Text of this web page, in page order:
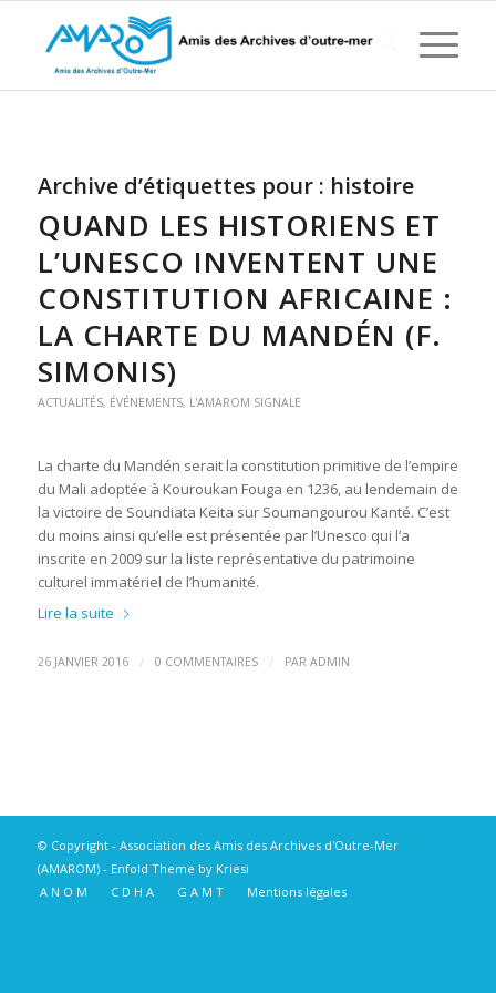
Archive d’étiquettes pour : histoire
QUAND LES HISTORIENS ET
L’UNESCO INVENTENT UNE
CONSTITUTION AFRICAINE :
LA CHARTE DU MANDÉN (F.
SIMONIS)
ACTUALITÉS, ÉVÉNEMENTS, L'AMAROM SIGNALE
La charte du Mandén serait la constitution primitive de l’empire
du Mali adoptée à Kouroukan Fouga en 1236, au lendemain de
la victoire de Soundiata Keita sur Soumangourou Kanté. C’est
du moins ainsi qu’elle est présentée par l’Unesco qui l’a
inscrite en 2009 sur la liste représentative du patrimoine
culturel immatériel de l’humanité.
Lire la suite
26 JANVIER 2016 / 0 COMMENTAIRES / PAR ADMIN
© Copyright - Association des Amis des Archives d'Outre-Mer
(AMAROM)- Enfold Theme by Kriesi
A N O M
C D H A G A M T Mentions légales